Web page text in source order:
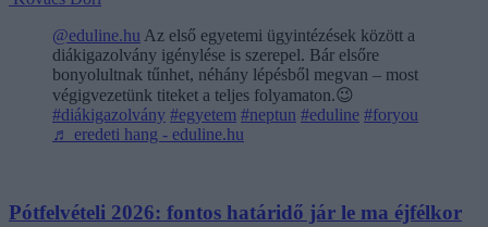
@eduline.hu Az első egyetemi ügyintézések között a
diákigazolvány igénylése is szerepel. Bár elsőre
bonyolultnak tűnhet, néhány lépésből megvan – most
végigvezetünk titeket a teljes folyamaton.😉
#diákigazolvány #egyetem #neptun #eduline #foryou
♬ eredeti hang - eduline.hu
Pótfelvételi 2026: fontos határidő jár le ma éjfélkor